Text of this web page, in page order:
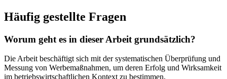
Häufig gestellte Fragen
Worum geht es in dieser Arbeit grundsätzlich?
Die Arbeit beschäftigt sich mit der systematischen Überprüfung und
Messung von Werbemaßnahmen, um deren Erfolg und Wirksamkeit
im betriebswirtschaftlichen Kontext zu bestimmen.